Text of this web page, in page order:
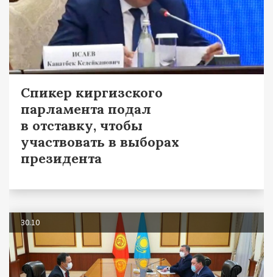
Спикер киргизского
парламента подал
в отставку, чтобы
участвовать в выборах
президента
30.10